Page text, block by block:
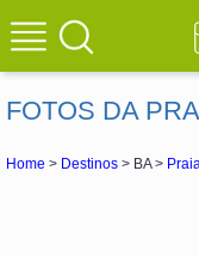
FOTOS DA
Home > Destinos > BA >